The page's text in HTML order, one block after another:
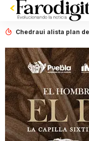
Chedraui alista plan